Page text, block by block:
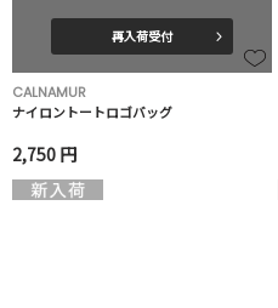
再入荷受付
CALNAMUR
ナイロントートロゴバッグ
2,750 円